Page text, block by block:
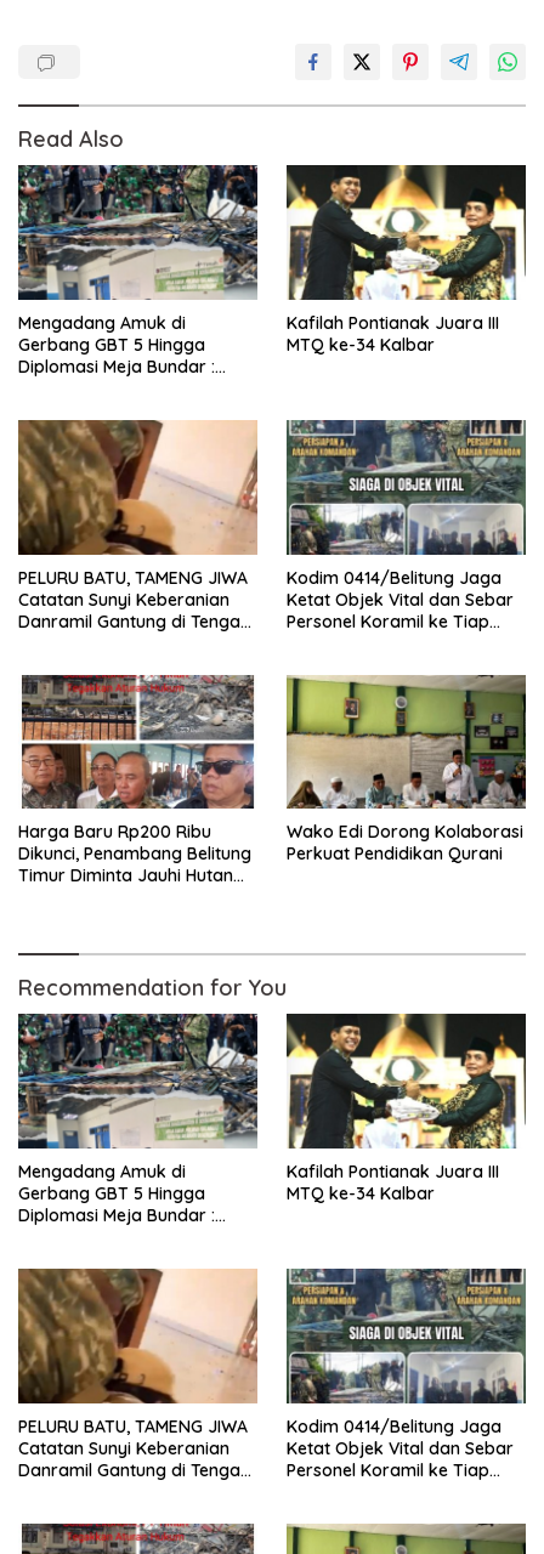
Read Also
Mengadang Amuk di
Gerbang GBT 5 Hingga
Diplomasi Meja Bundar :
Ihsan Redam Konflik Timah
Belitung
Kafilah Pontianak Juara III
MTQ ke-34 Kalbar
PELURU BATU, TAMENG JIWA
Catatan Sunyi Keberanian
Danramil Gantung di Tengah
Kodim 0414/Belitung Jaga
Ketat Objek Vital dan Sebar
Personel Koramil ke Tiap
Harga Baru Rp200 Ribu
Dikunci, Penambang Belitung
Timur Diminta Jauhi Hutan
Wako Edi Dorong Kolaborasi
Perkuat Pendidikan Qurani
Recommendation for You
Mengadang Amuk di
Gerbang GBT 5 Hingga
Diplomasi Meja Bundar :
Ihsan Redam Konflik Timah
Belitung
Kafilah Pontianak Juara III
MTQ ke-34 Kalbar
PELURU BATU, TAMENG JIWA
Catatan Sunyi Keberanian
Danramil Gantung di Tengah
Kodim 0414/Belitung Jaga
Ketat Objek Vital dan Sebar
Personel Koramil ke Tiap